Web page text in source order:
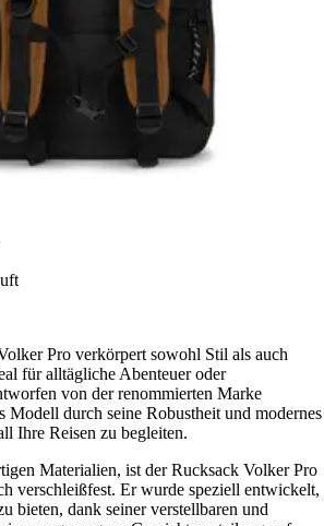
Pro verkörpert sowohl Stil als auch
für alltägliche Abenteuer oder
von der renommierten Marke
Modell durch seine Robustheit und modernes
Ihre Reisen zu begleiten.
Materialien, ist der Rucksack Volker Pro
verschleißfest. Er wurde speziell entwickelt,
bieten, dank seiner verstellbaren und